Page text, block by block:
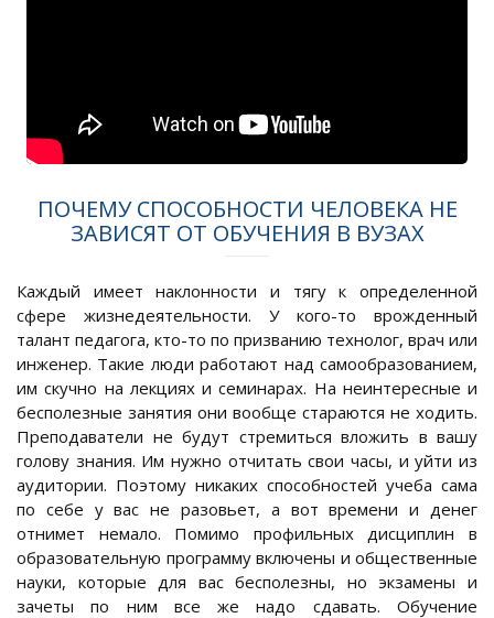
ПОЧЕМУ СПОСОБНОСТИ ЧЕЛОВЕКА НЕ
ЗАВИСЯТ ОТ ОБУЧЕНИЯ В ВУЗАХ
Каждый имеет наклонности и тягу к определенной
сфере жизнедеятельности. У кого-то врожденный
талант педагога, кто-то по призванию технолог, врач или
инженер. Такие люди работают над самообразованием,
им скучно на лекциях и семинарах. На неинтересные и
бесполезные занятия они вообще стараются не ходить.
Преподаватели не будут стремиться вложить в вашу
голову знания. Им нужно отчитать свои часы, и уйти из
аудитории. Поэтому никаких способностей учеба сама
по себе у вас не разовьет, а вот времени и денег
отнимет немало. Помимо профильных дисциплин в
образовательную программу включены и общественные
науки, которые для вас бесполезны, но экзамены и
зачеты по ним все же надо сдавать. Обучение